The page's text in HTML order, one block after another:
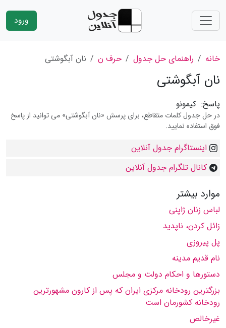
ورود
خانه راهنمای حل جدول حرف ن نان آبگوشتی
نان آبگوشتی
پاسخ: کیمونو
در حل جدول کلمات متقاطع، برای پرسش «نان آبگوشتی» می توانید از پاسخ
فوق استفاده نمایید.
اینستاگرام جدول آنلاین
کانال تلگرام جدول آنلاین
موارد بیشتر
لباس زنان ژاپنی
زائل كردن، ناپدید
پل پیروزی
نام قدیم مدینه
دستورها و احكام دولت و مجلس
بزرگترین رودخانه مركزی ایران كه پس از كارون مشهورترین
رودخانه كشورمان است
غیرخالص